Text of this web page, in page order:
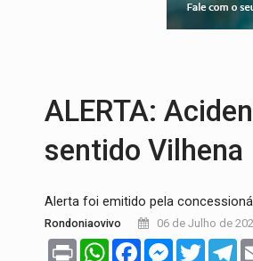
SUPER EL NIÑO:
ALERTA:
sentido Vilhena
Alerta foi emitido pela
Rondoniaovivo 06 de Julho de
Print WhatsAppFacebookMessenger
Twitter